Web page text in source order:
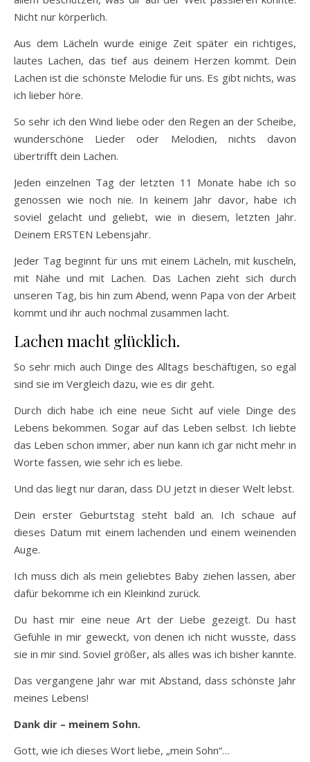
Nicht nur körperlich.
Aus dem Lächeln wurde einige Zeit später ein richtiges,
lautes Lachen, das tief aus deinem Herzen kommt. Dein
Lachen ist die schönste Melodie für uns. Es gibt nichts, was
ich lieber höre.
So sehr ich den Wind liebe oder den Regen an der Scheibe,
wunderschöne Lieder oder Melodien, nichts davon
übertrifft dein Lachen.
Jeden einzelnen Tag der letzten 11 Monate habe ich so
genossen wie noch nie. In keinem Jahr davor, habe ich
soviel gelacht und geliebt, wie in diesem, letzten Jahr.
Deinem ERSTEN Lebensjahr.
Jeder Tag beginnt für uns mit einem Lächeln, mit kuscheln,
mit Nähe und mit Lachen. Das Lachen zieht sich durch
unseren Tag, bis hin zum Abend, wenn Papa von der Arbeit
kommt und ihr auch nochmal zusammen lacht.
Lachen macht glücklich.
So sehr mich auch Dinge des Alltags beschäftigen, so egal
sind sie im Vergleich dazu, wie es dir geht.
Durch dich habe ich eine neue Sicht auf viele Dinge des
Lebens bekommen. Sogar auf das Leben selbst. Ich liebte
das Leben schon immer, aber nun kann ich gar nicht mehr in
Worte fassen, wie sehr ich es liebe.
Und das liegt nur daran, dass DU jetzt in dieser Welt lebst.
Dein erster Geburtstag steht bald an. Ich schaue auf
dieses Datum mit einem lachenden und einem weinenden
Auge.
Ich muss dich als mein geliebtes Baby ziehen lassen, aber
dafür bekomme ich ein Kleinkind zurück.
Du hast mir eine neue Art der Liebe gezeigt. Du hast
Gefühle in mir geweckt, von denen ich nicht wusste, dass
sie in mir sind. Soviel größer, als alles was ich bisher kannte.
Das vergangene Jahr war mit Abstand, dass schönste Jahr
meines Lebens!
Dank dir – meinem Sohn.
Gott, wie ich dieses Wort liebe, „mein Sohn“…